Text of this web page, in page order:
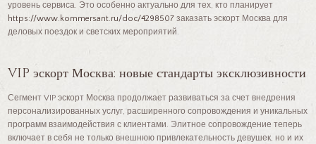
уровень сервиса. Это особенно актуально для тех, кто планирует
https://www.kommersant.ru/doc/4298507 заказать эскорт Москва для
деловых поездок и светских мероприятий.
VIP эскорт Москва: новые стандарты эксклюзивности
Сегмент VIP эскорт Москва продолжает развиваться за счет внедрения
персонализированных услуг, расширенного сопровождения и уникальных
программ взаимодействия с клиентами. Элитное сопровождение теперь
включает в себя не только внешнюю привлекательность девушек, но и их